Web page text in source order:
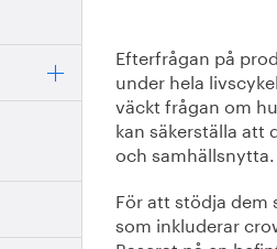
Efterfrågan på
under hela
väckt frågan om
kan säkerställa att
och samhällsnytta.
För att stödja
som inkluderar